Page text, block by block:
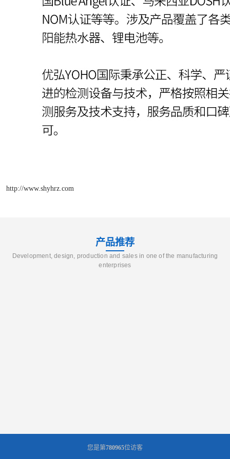
http://www.shyhrz.com
产品推荐
Development, design, production and sales in one of the manufacturing
enterprises
您是第780965位访客